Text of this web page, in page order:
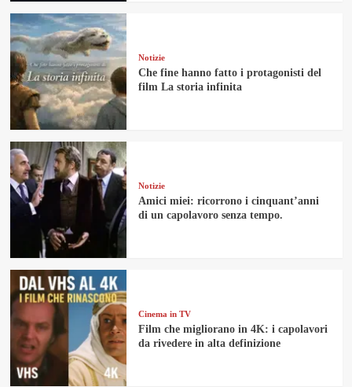
Notizie
Che fine hanno fatto i protagonisti del
film La storia infinita
Notizie
Amici miei: ricorrono i cinquant’anni
di un capolavoro senza tempo.
Cinema in TV
Film che migliorano in 4K: i capolavori
da rivedere in alta definizione